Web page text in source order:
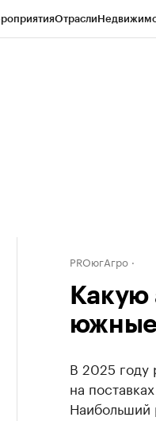
Отрасли
PROюгАгро
Какую
В 2025
на
Наибольший